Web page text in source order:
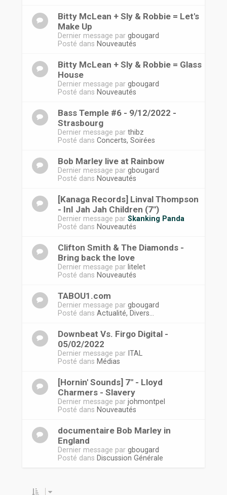
Bitty McLean + Sly & Robbie = Let's
Make Up
Dernier message par gbougard
Posté dans Nouveautés
Bitty McLean + Sly & Robbie = Glass
House
Dernier message par gbougard
Posté dans Nouveautés
Bass Temple #6 - 9/12/2022 -
Strasbourg
Dernier message par thibz
Posté dans Concerts, Soirées
Bob Marley live at Rainbow
Dernier message par gbougard
Posté dans Nouveautés
[Kanaga Records] Linval Thompson
- InI Jah Jah Children (7")
Dernier message par Skanking Panda
Posté dans Nouveautés
Clifton Smith & The Diamonds -
Bring back the love
Dernier message par litelet
Posté dans Nouveautés
TABOU1.com
Dernier message par gbougard
Posté dans Actualité, Divers...
Downbeat Vs. Firgo Digital -
05/02/2022
Dernier message par ITAL
Posté dans Médias
[Hornin' Sounds] 7" - Lloyd
Charmers - Slavery
Dernier message par johmontpel
Posté dans Nouveautés
documentaire Bob Marley in
England
Dernier message par gbougard
Posté dans Discussion Générale